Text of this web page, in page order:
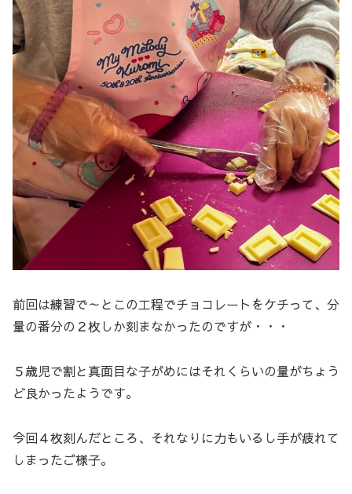
前回は練習で～とこの工程でチョコレートをケチって、分
量の番分の２枚しか刻まなかったのですが・・・
５歳児で割と真面目な子がめにはそれくらいの量がちょう
ど良かったようです。
今回４枚刻んだところ、それなりに力もいるし手が疲れて
しまったご様子。